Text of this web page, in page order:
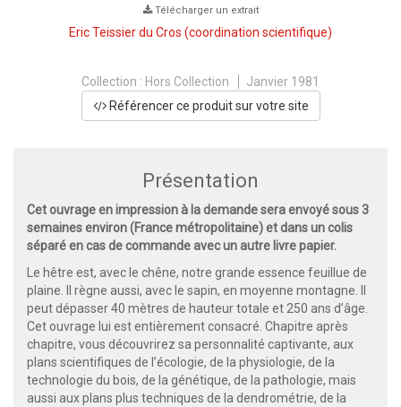
Télécharger un extrait
Eric Teissier du Cros (coordination scientifique)
Collection : Hors Collection
Janvier 1981
Référencer ce produit sur votre site
Présentation
Cet ouvrage en impression à la demande sera envoyé sous 3
semaines environ (France métropolitaine) et dans un colis
séparé en cas de commande avec un autre livre papier.
Le hêtre est, avec le chêne, notre grande essence feuillue de
plaine. Il règne aussi, avec le sapin, en moyenne montagne. Il
peut dépasser 40 mètres de hauteur totale et 250 ans d’âge.
Cet ouvrage lui est entièrement consacré. Chapitre après
chapitre, vous découvrirez sa personnalité captivante, aux
plans scientifiques de l’écologie, de la physiologie, de la
technologie du bois, de la génétique, de la pathologie, mais
aussi aux plans plus techniques de la dendrométrie, de la